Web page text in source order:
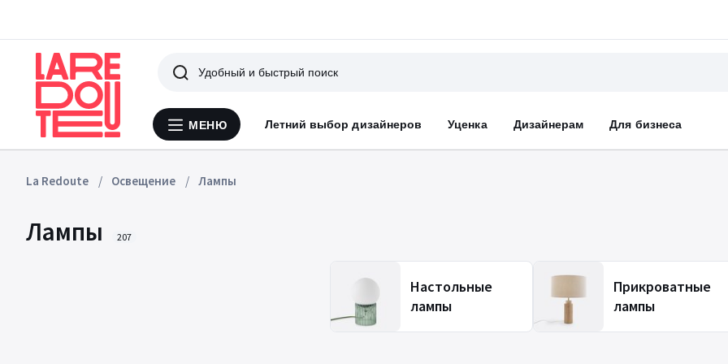
Меню
МЕНЮ Летний выбор дизайнеров Уценка Дизайнерам Для бизнеса
Поиск
La Redoute Освещение Лампы
Лампы 207
Настольные
лампы
Прикроватные
лампы